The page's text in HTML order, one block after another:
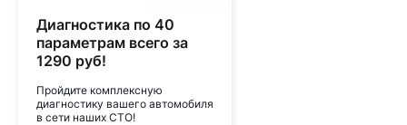
Диагностика по 40
параметрам всего за
1290 руб!
Пройдите комплексную
диагностику вашего автомобиля
в сети наших СТО!